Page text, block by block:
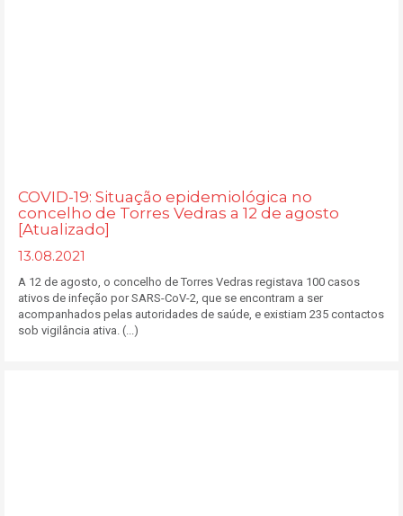
COVID-19: Situação epidemiológica no
concelho de Torres Vedras a 12 de agosto
[Atualizado]
13.08.2021
A 12 de agosto, o concelho de Torres Vedras registava 100 casos
ativos de infeção por SARS-CoV-2, que se encontram a ser
acompanhados pelas autoridades de saúde, e existiam 235 contactos
sob vigilância ativa. (...)